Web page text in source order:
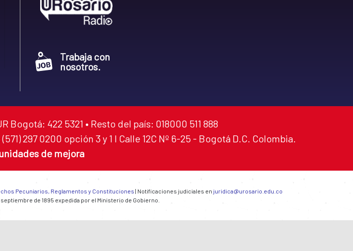
Trabaja con
nosotros.
Bogotá: 422 5321 • Resto del país: 018000 511 888
297 0200 opción 3 y 1 I Calle 12C Nº 6-25 - Bogotá D.C. Colombia.
de mejora
Pecuniarios, Reglamentos y Constituciones | Notificaciones judiciales en juridica@urosario.edu.co
de 1895 expedida por el Ministerio de Gobierno.